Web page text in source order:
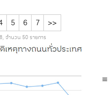
5 6 7 >>
จำนวน 50 รายการ